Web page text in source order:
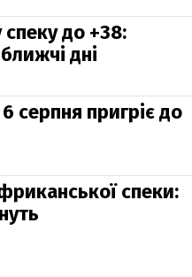
спеку до +38:
дні
серпня пригріє до
спеки: